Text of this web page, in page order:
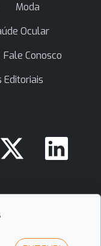
Moda
Ocular
Fale Conosco
Editoriais